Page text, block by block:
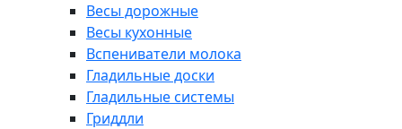
Весы дорожные
Весы кухонные
Вспениватели молока
Гладильные доски
Гладильные системы
Гриддли